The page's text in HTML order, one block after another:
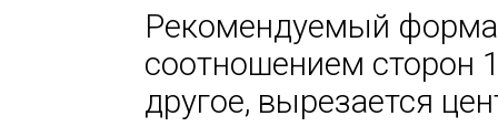
Рекомендуемый
соотношением сторон
другое, вырезается